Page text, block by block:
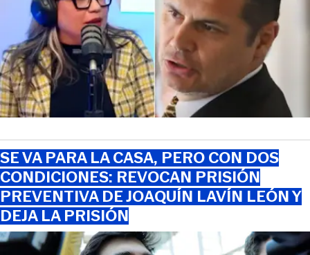
SE VA PARA LA CASA, PERO CON DOS
CONDICIONES: REVOCAN PRISIÓN
PREVENTIVA DE JOAQUÍN LAVÍN LEÓN Y
DEJA LA PRISIÓN